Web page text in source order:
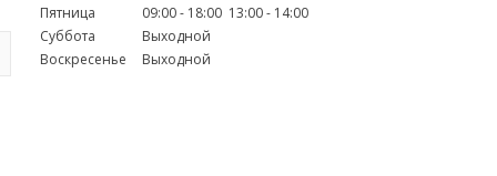
Пятница
09:00 18:00 13:00
14:00
Суббота
Выходной
Воскресенье
Выходной